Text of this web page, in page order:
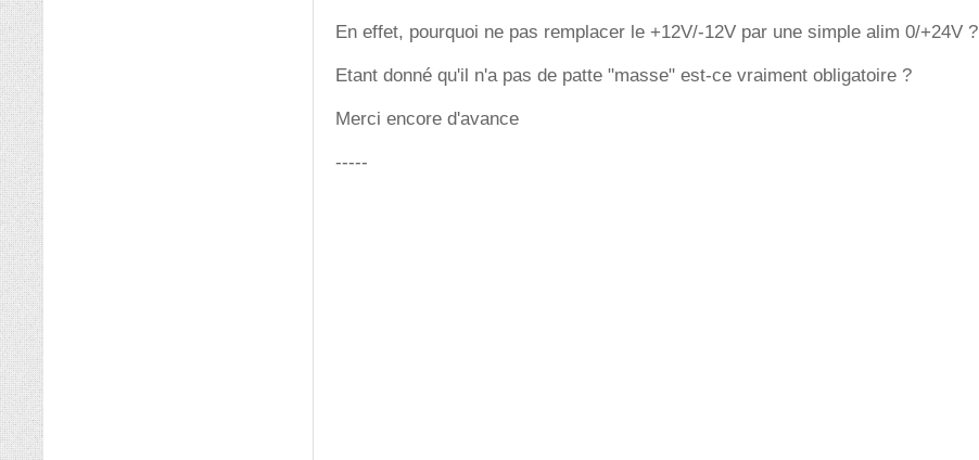
En effet, pourquoi ne pas remplacer le +12V/-12V par une simple alim 0/+24V ?
Etant donné qu'il n'a pas de patte "masse" est-ce vraiment obligatoire ?
Merci encore d'avance
-----